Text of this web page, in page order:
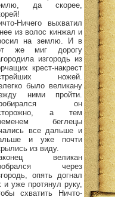
да скорее,
Ничего выхватил
из волос кинжал и
на землю. И в
же миг дорогу
изгородь из
крест-накрест
ножей.
было великану
ними пройти.
он
а тем
беглецы
все дальше и
и уже почти
из виду.
великан
через
опять догнал
и уже протянул руку,
схватить Ничто-